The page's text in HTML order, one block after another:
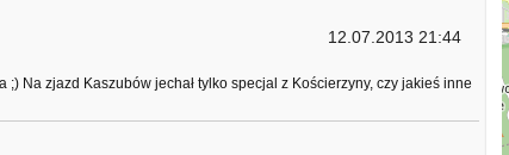
12.07.2013 21:44
;) Na zjazd Kaszubów jechał tylko specjal z Kościerzyny, czy jakieś inne